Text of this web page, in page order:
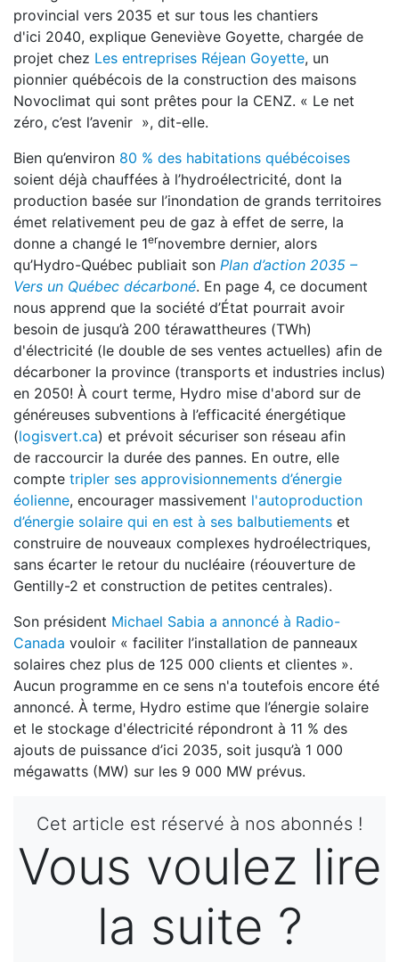
provincial vers 2035 et sur tous les chantiers
d'ici 2040, explique Geneviève Goyette, chargée de
projet chez Les entreprises Réjean Goyette, un
pionnier québécois de la construction des maisons
Novoclimat qui sont prêtes pour la CENZ. « Le net
zéro, c’est l’avenir », dit-elle.
Bien qu’environ 80 % des habitations québécoises
soient déjà chauffées à l’hydroélectricité, dont la
production basée sur l’inondation de grands territoires
émet relativement peu de gaz à effet de serre, la
donne a changé le 1ernovembre dernier, alors
qu’Hydro-Québec publiait son Plan d’action 2035 –
Vers un Québec décarboné. En page 4, ce document
nous apprend que la société d’État pourrait avoir
besoin de jusqu’à 200 térawattheures (TWh)
d'électricité (le double de ses ventes actuelles) afin de
décarboner la province (transports et industries inclus)
en 2050! À court terme, Hydro mise d'abord sur de
généreuses subventions à l’efficacité énergétique
(logisvert.ca) et prévoit sécuriser son réseau afin
de raccourcir la durée des pannes. En outre, elle
compte tripler ses approvisionnements d’énergie
éolienne, encourager massivement l'autoproduction
d’énergie solaire qui en est à ses balbutiements et
construire de nouveaux complexes hydroélectriques,
sans écarter le retour du nucléaire (réouverture de
Gentilly-2 et construction de petites centrales).
Son président Michael Sabia a annoncé à Radio-
Canada vouloir « faciliter l’installation de panneaux
solaires chez plus de 125 000 clients et clientes ».
Aucun programme en ce sens n'a toutefois encore été
annoncé. À terme, Hydro estime que l’énergie solaire
et le stockage d'électricité répondront à 11 % des
ajouts de puissance d’ici 2035, soit jusqu’à 1 000
mégawatts (MW) sur les 9 000 MW prévus.
Cet article est réservé à nos abonnés !
Vous voulez lire
la suite ?